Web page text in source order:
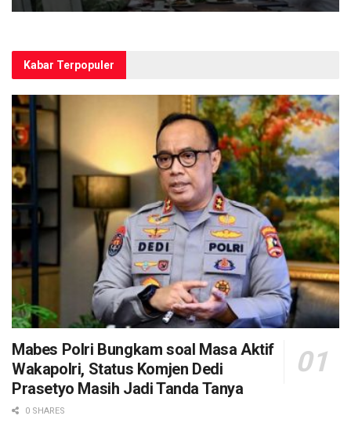
Kabar Terpopuler
Mabes Polri Bungkam soal Masa Aktif
Wakapolri, Status Komjen Dedi
Prasetyo Masih Jadi Tanda Tanya
0 SHARES